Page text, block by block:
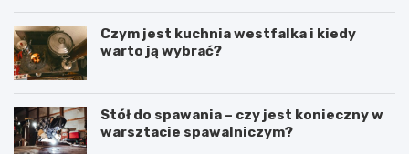
Czym jest kuchnia westfalka i kiedy
warto ją wybrać?
Stół do spawania – czy jest konieczny w
warsztacie spawalniczym?